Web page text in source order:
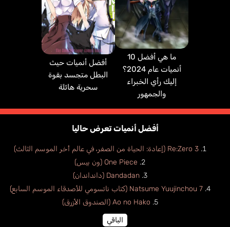
ما هي أفضل 10
أنميات عام 2024؟
إليك رأي الخبراء
والجمهور
أفضل أنميات حيث
البطل متجسد بقوة
سحرية هائلة
أفضل أنميات تعرض حاليا
Re:Zero 3 (إعادة: الحياة من الصفر، في عالم أخر الموسم الثالث)
One Piece (ون بيس)
Dandadan (دانداندان)
Natsume Yuujinchou 7 (كتاب ناتسومي للأصدقاء الموسم السابع)
Ao no Hako (الصندوق الأزرق)
الباقي